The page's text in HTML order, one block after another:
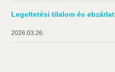
Legeltetési tilalom és ebzárlat
2026.03.26.